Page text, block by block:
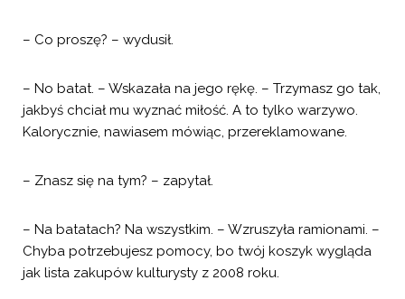
– Co proszę? – wydusił.
– No batat. – Wskazała na jego rękę. – Trzymasz go tak,
jakbyś chciał mu wyznać miłość. A to tylko warzywo.
Kalorycznie, nawiasem mówiąc, przereklamowane.
– Znasz się na tym? – zapytał.
– Na batatach? Na wszystkim. – Wzruszyła ramionami. –
Chyba potrzebujesz pomocy, bo twój koszyk wygląda
jak lista zakupów kulturysty z 2008 roku.